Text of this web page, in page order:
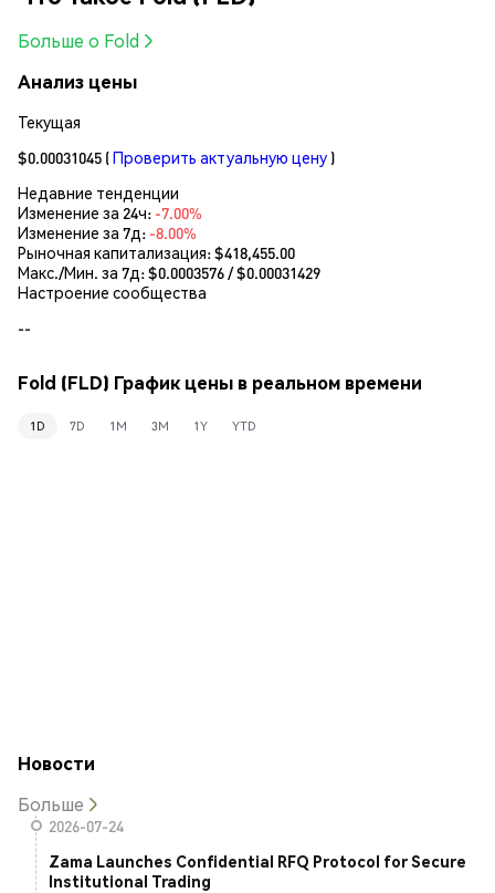
Больше о Fold
Анализ цены
Текущая
$0.00031045 (Проверить актуальную цену )
Недавние тенденции
Изменение за 24ч: -7.00%
Изменение за 7д: -8.00%
Рыночная капитализация:$418,455.00
Макс./Мин. за 7д: $0.0003576/ $0.00031429
Настроение сообщества
--
Fold (FLD) График цены в реальном времени
1D 7D 1M 3M 1Y YTD
Новости
Больше
2026-07-24
Zama Launches Confidential RFQ Protocol for Secure
Institutional Trading